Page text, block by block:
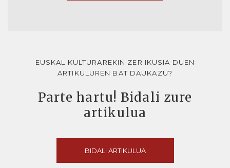
EUSKAL KULTURAREKIN ZER IKUSIA DUEN
ARTIKULUREN BAT DAUKAZU?
Parte hartu! Bidali zure
artikulua
BIDALI ARTIKULUA